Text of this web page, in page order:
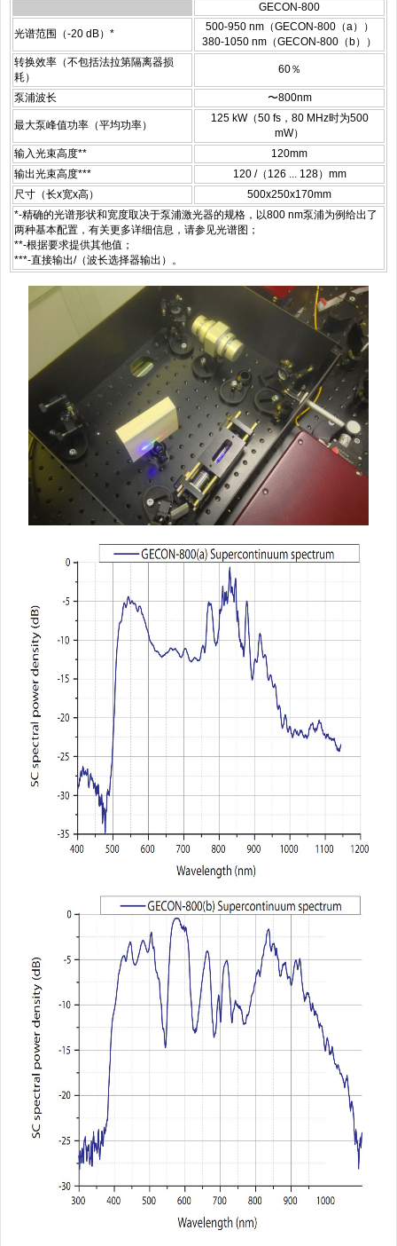
GECON-800
光谱范围（-20 dB）*
500-950 nm（GECON-800（a））
380-1050 nm（GECON-800（b））
转换效率（不包括法拉第隔离器损
耗）
60％
泵浦波长 〜800nm
最大泵峰值功率（平均功率）
125 kW（50 fs，80 MHz时为500
mW）
输入光束高度**
120mm
输出光束高度***
120 /（126 ... 128）mm
尺寸（长x宽x高）
500x250x170mm
*-精确的光谱形状和宽度取决于泵浦激光器的规格，以800 nm泵浦为例给出了
两种基本配置，有关更多详细信息，请参见光谱图；
**-根据要求提供其他值；
***-直接输出/（波长选择器输出）。